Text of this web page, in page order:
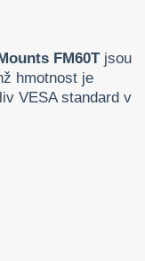
FM60Tjsou
hmotnost je
VESA standard v